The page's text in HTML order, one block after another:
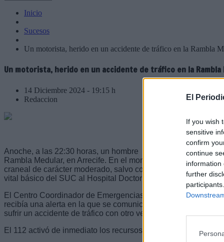
El
If you wish
sensitive
confirm
continue
information
further
Inicio
Sucesos
Un motorista, herido en un accidente de tráfico en la Rambla
Un motorista, herido en un accidente de tráfico en la
14 Diciembre 2024 - 19:15 h
Redaccion
Anoche, a las 22:30 horas, un hombre de 23 años resultó
Rambla Medular, en Arrecife. En el momento inicial de la
craneal de carácter moderado, salvo complicaciones, y fue
vital básico del SUC al Hospital Doctor José Molina Orosa.
El Centro Coordinador de Emergencias y Seguridad
recibía una alerta en la que se comunicaba que un motorista
sufrir un accidente de tráfico con otro vehículo.
El 112 activó de inmediato los recursos de emergencia